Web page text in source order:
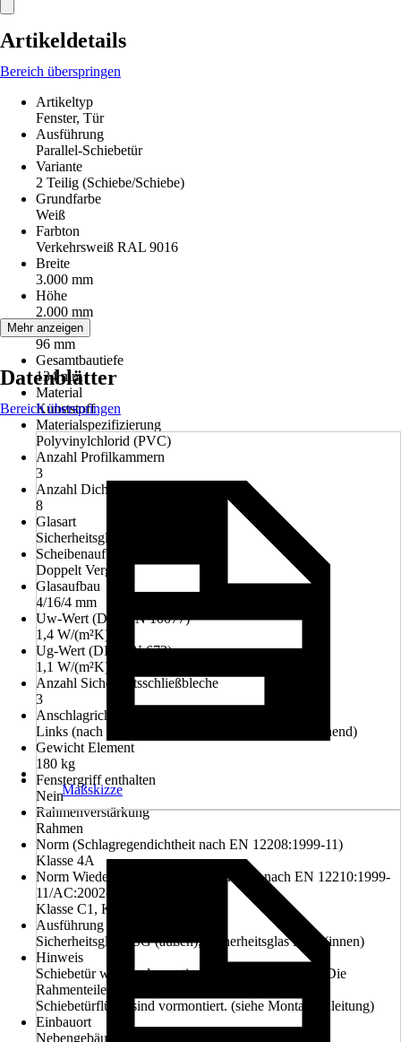
Artikeldetails
Bereich überspringen
Artikeltyp
Fenster, Tür
Ausführung
Parallel-Schiebetür
Variante
2 Teilig (Schiebe/Schiebe)
Grundfarbe
Weiß
Farbton
Verkehrsweiß RAL 9016
Breite
3.000 mm
Höhe
2.000 mm
Bautiefe
96 mm
Gesamtbautiefe
134 mm
Material
Kunststoff
Materialspezifizierung
Polyvinylchlorid (PVC)
Anzahl Profilkammern
3
Anzahl Dichtungen
8
Glasart
Sicherheitsglas ESG
Scheibenaufbau
Doppelt Verglast
Glasaufbau
4/16/4 mm
Uw-Wert (DIN EN 10077)
1,4 W/(m²K)
Ug-Wert (DIN EN 673)
1,1 W/(m²K)
Anzahl Sicherheitsschließbleche
3
Anschlagrichtung
Links (nach innen öffnend), Rechts (nach innen öffnend)
Gewicht Element
180 kg
Fenstergriff enthalten
Nein
Rahmenverstärkung
Rahmen
Norm (Schlagregendichtheit nach EN 12208:1999-11)
Klasse 4A
Norm Wiederstandsfähigkeit b.Windlast nach EN 12210:1999-
11/AC:2002-08
Klasse C1, Klasse B2, Klasse A3
Ausführung Glasart
Sicherheitsglas ESG (außen), Sicherheitsglas ESG (innen)
Hinweis
Schiebetür wird in demontiertem Zustand geliefert. Die
Rahmenteile müssen bauseitig montiert werden. Die
Schiebetürflügel sind vormontiert. (siehe Montageanleitung)
Einbauort
Nebengebäude, Nichtwohngebäude, Wintergarten
Mehr anzeigen
Datenblätter
Bereich überspringen
Maßskizze